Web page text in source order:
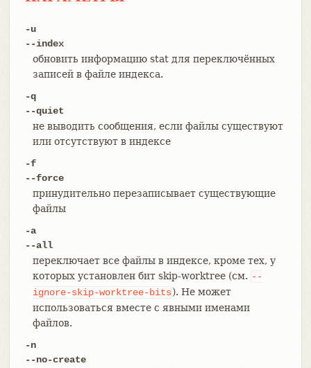
-u
--index
обновить информацию stat для переключённых
записей в файле индекса.
-q
--quiet
не выводить сообщения, если файлы существуют
или отсутствуют в индексе
-f
--force
принудительно перезаписывает существующие
файлы
-a
--all
переключает все файлы в индексе, кроме тех, у
которых установлен бит skip-worktree (см. --
ignore-skip-worktree-bits). Не может
использоваться вместе с явными именами
файлов.
-n
--no-create